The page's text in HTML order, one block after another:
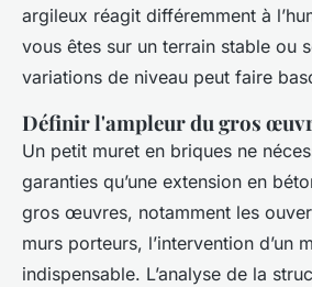
argileux réagit différemment à
vous êtes sur un terrain stable ou
variations de niveau peut faire
Définir l'ampleur du gros
Un petit muret en briques ne
garanties qu’une extension en
gros œuvres, notamment les
murs porteurs, l’intervention d’un
indispensable. L’analyse de la